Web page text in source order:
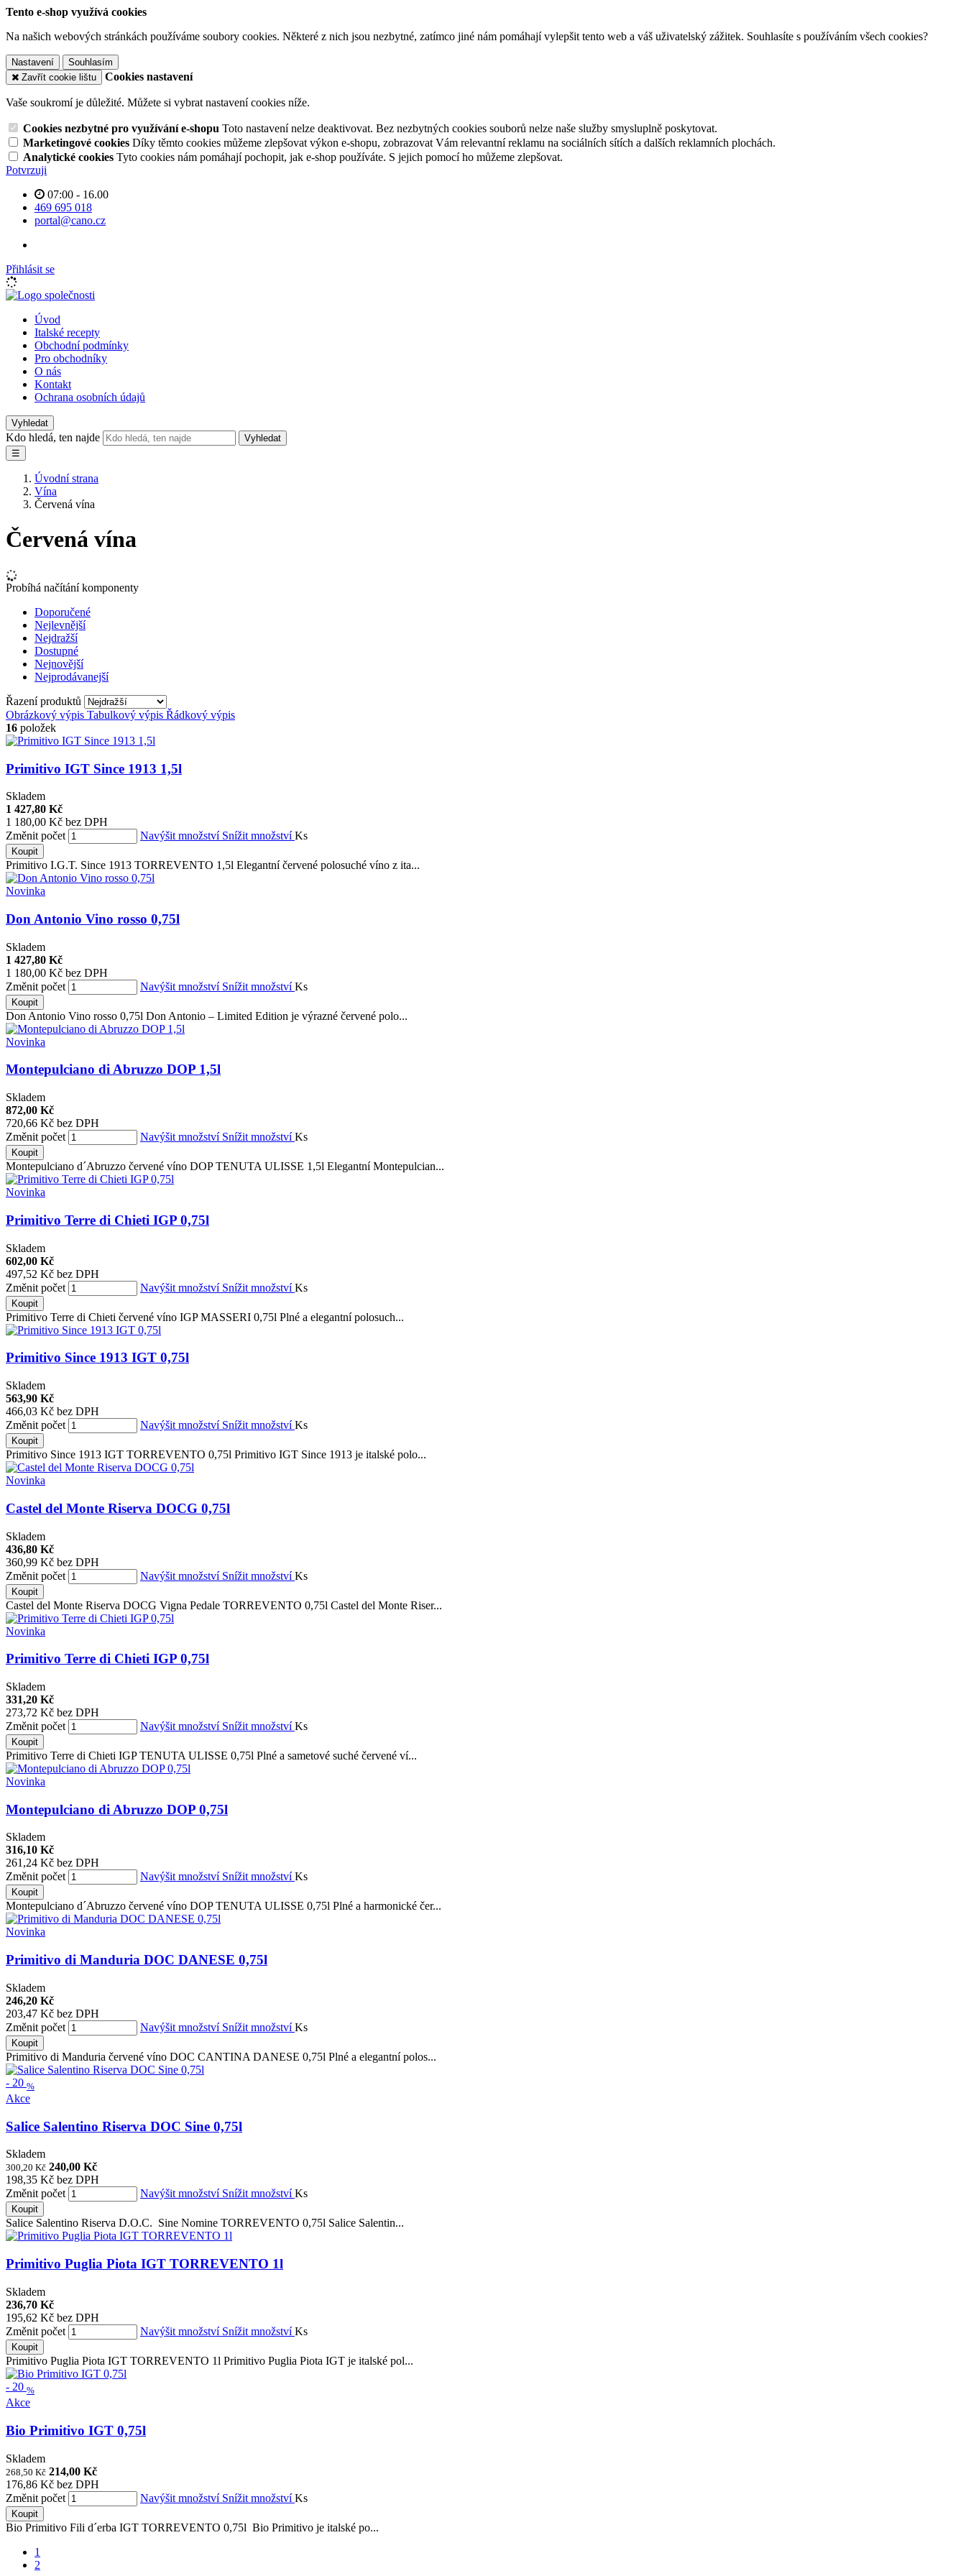
Tento e-shop využívá cookies
Na našich webových stránkách používáme soubory cookies. Některé z nich jsou nezbytné, zatímco jiné nám pomáhají vylepšit tento web a váš uživatelský zážitek. Souhlasíte s používáním všech cookies?
Nastavení
Souhlasím
Zavřít cookie lištu
Cookies nastavení
Vaše soukromí je důležité. Můžete si vybrat nastavení cookies níže.
Cookies nezbytné pro využívání e-shopu Toto nastavení nelze deaktivovat. Bez nezbytných cookies souborů nelze naše služby smysluplně poskytovat.
Marketingové cookies Díky těmto cookies můžeme zlepšovat výkon e-shopu, zobrazovat Vám relevantní reklamu na sociálních sítích a dalších reklamních plochách.
Analytické cookies Tyto cookies nám pomáhají pochopit, jak e-shop používáte. S jejich pomocí ho můžeme zlepšovat.
Potvrzuji
07:00 - 16.00
469 695 018
portal@cano.cz
Přihlásit se
Úvod
Italské recepty
Obchodní podmínky
Pro obchodníky
O nás
Kontakt
Ochrana osobních údajů
Vyhledat
Kdo hledá, ten najde
Vyhledat
☰
Úvodní strana
Vína
Červená vína
Červená vína
Probíhá načítání komponenty
Doporučené
Nejlevnější
Nejdražší
Dostupné
Nejnovější
Nejprodávanejší
Řazení produktů
Obrázkový výpis Tabulkový výpis Řádkový výpis
16 položek
Primitivo IGT Since 1913 1,5l
Skladem
1 427,80 Kč
1 180,00 Kč bez DPH
Změnit počet
Navýšit množství Snížit množstvíKs
Koupit
Primitivo I.G.T. Since 1913 TORREVENTO 1,5l Elegantní červené polosuché víno z ita...
Novinka
Don Antonio Vino rosso 0,75l
Skladem
1 427,80 Kč
1 180,00 Kč bez DPH
Změnit počet
Navýšit množství Snížit množstvíKs
Koupit
Don Antonio Vino rosso 0,75l Don Antonio – Limited Edition je výrazné červené polo...
Novinka
Montepulciano di Abruzzo DOP 1,5l
Skladem
872,00 Kč
720,66 Kč bez DPH
Změnit počet
Navýšit množství Snížit množstvíKs
Koupit
Montepulciano d´Abruzzo červené víno DOP TENUTA ULISSE 1,5l Elegantní Montepulcian...
Novinka
Primitivo Terre di Chieti IGP 0,75l
Skladem
602,00 Kč
497,52 Kč bez DPH
Změnit počet
Navýšit množství Snížit množstvíKs
Koupit
Primitivo Terre di Chieti červené víno IGP MASSERI 0,75l Plné a elegantní polosuch...
Primitivo Since 1913 IGT 0,75l
Skladem
563,90 Kč
466,03 Kč bez DPH
Změnit počet
Navýšit množství Snížit množstvíKs
Koupit
Primitivo Since 1913 IGT TORREVENTO 0,75l Primitivo IGT Since 1913 je italské polo...
Novinka
Castel del Monte Riserva DOCG 0,75l
Skladem
436,80 Kč
360,99 Kč bez DPH
Změnit počet
Navýšit množství Snížit množstvíKs
Koupit
Castel del Monte Riserva DOCG Vigna Pedale TORREVENTO 0,75l Castel del Monte Riser...
Novinka
Primitivo Terre di Chieti IGP 0,75l
Skladem
331,20 Kč
273,72 Kč bez DPH
Změnit počet
Navýšit množství Snížit množstvíKs
Koupit
Primitivo Terre di Chieti IGP TENUTA ULISSE 0,75l Plné a sametové suché červené ví...
Novinka
Montepulciano di Abruzzo DOP 0,75l
Skladem
316,10 Kč
261,24 Kč bez DPH
Změnit počet
Navýšit množství Snížit množstvíKs
Koupit
Montepulciano d´Abruzzo červené víno DOP TENUTA ULISSE 0,75l Plné a harmonické čer...
Novinka
Primitivo di Manduria DOC DANESE 0,75l
Skladem
246,20 Kč
203,47 Kč bez DPH
Změnit počet
Navýšit množství Snížit množstvíKs
Koupit
Primitivo di Manduria červené víno DOC CANTINA DANESE 0,75l Plné a elegantní polos...
- 20 %
Akce
Salice Salentino Riserva DOC Sine 0,75l
Skladem
300,20 Kč 240,00 Kč
198,35 Kč bez DPH
Změnit počet
Navýšit množství Snížit množstvíKs
Koupit
Salice Salentino Riserva D.O.C. Sine Nomine TORREVENTO 0,75l Salice Salentin...
Primitivo Puglia Piota IGT TORREVENTO 1l
Skladem
236,70 Kč
195,62 Kč bez DPH
Změnit počet
Navýšit množství Snížit množstvíKs
Koupit
Primitivo Puglia Piota IGT TORREVENTO 1l Primitivo Puglia Piota IGT je italské pol...
- 20 %
Akce
Bio Primitivo IGT 0,75l
Skladem
268,50 Kč 214,00 Kč
176,86 Kč bez DPH
Změnit počet
Navýšit množství Snížit množstvíKs
Koupit
Bio Primitivo Fili d´erba IGT TORREVENTO 0,75l Bio Primitivo je italské po...
1
2